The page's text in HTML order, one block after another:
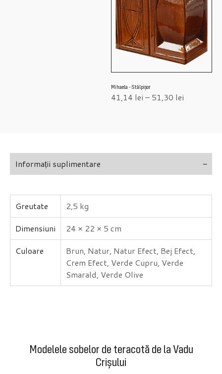
Mihaela - Stâlpișor
41,14 lei – 51,30 lei
Informații suplimentare
Greutate
2,5 kg
Dimensiuni
24 × 22 × 5 cm
Culoare
Brun, Natur, Natur Efect, Bej Efect,
Crem Efect, Verde Cupru, Verde
Smarald, Verde Olive
Modelele sobelor de teracotă de la Vadu
Crișului